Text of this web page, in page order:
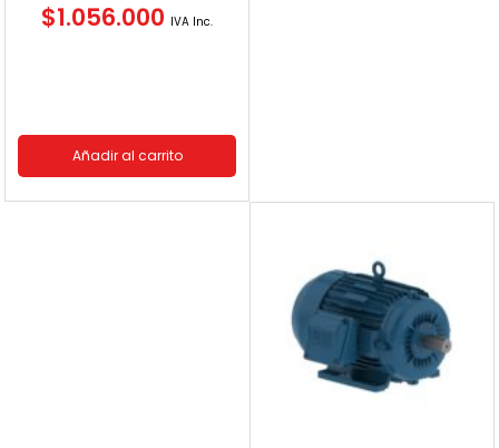
$1.056.000 IVA Inc.
Añadir al carrito